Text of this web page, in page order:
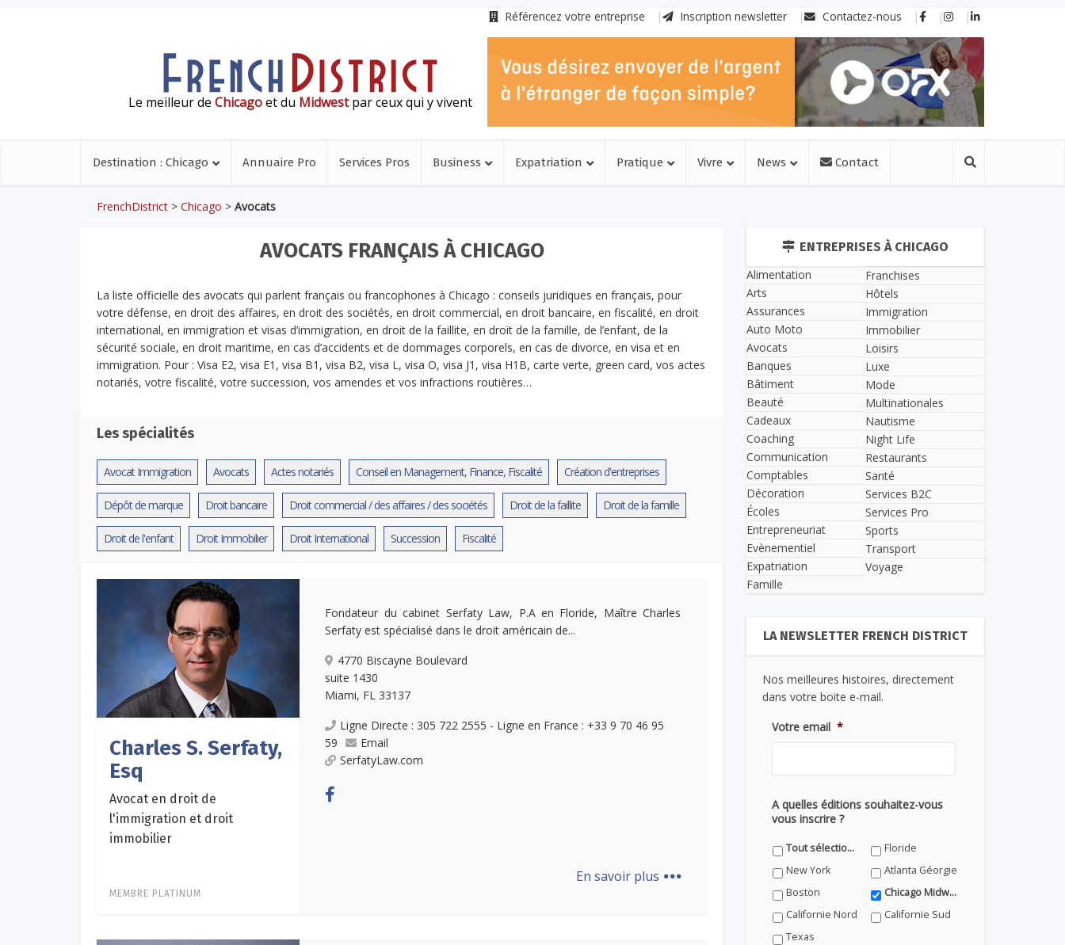
Référencez votre entreprise Inscription newsletter Contactez-nous
Le meilleur de Chicagoet du Midwestpar ceux qui y vivent
Destination : Chicago Annuaire Pro Services Pros Business Expatriation Pratique Vivre News Contact
FrenchDistrict > Chicago > Avocats
AVOCATS FRANÇAIS À CHICAGO
La liste officielle des avocats qui parlent français ou francophones à Chicago : conseils juridiques en français, pour
votre défense, en droit des affaires, en droit des sociétés, en droit commercial, en droit bancaire, en fiscalité, en droit
international, en immigration et visas d’immigration, en droit de la faillite, en droit de la famille, de l’enfant, de la
sécurité sociale, en droit maritime, en cas d’accidents et de dommages corporels, en cas de divorce, en visa et en
immigration. Pour : Visa E2, visa E1, visa B1, visa B2, visa L, visa O, visa J1, visa H1B, carte verte, green card, vos actes
notariés, votre fiscalité, votre succession, vos amendes et vos infractions routières…
Les spécialités
Avocat Immigration Avocats Actes notariés Conseil en Management, Finance, Fiscalité Création d'entreprises
Dépôt de marque Droit bancaire Droit commercial / des affaires / des sociétés Droit de la faillite Droit de la famille
Droit de l'enfant Droit Immobilier Droit International Succession Fiscalité
Charles S. Serfaty,
Esq
Avocat en droit de
l'immigration et droit
immobilier
MEMBRE PLATINUM
Fondateur du cabinet Serfaty Law, P.A en Floride, Maître Charles
Serfaty est spécialisé dans le droit américain de...
4770 Biscayne Boulevard
suite 1430
Miami, FL 33137
Ligne Directe : 305 722 2555 - Ligne en France : +33 9 70 46 95
59
Email
SerfatyLaw.com
En savoir plus ...
ENTREPRISES À CHICAGO
Alimentation
Arts
Assurances
Auto Moto
Avocats
Banques
Bâtiment
Beauté
Cadeaux
Coaching
Communication
Comptables
Décoration
Écoles
Entrepreneuriat
Evènementiel
Expatriation
Famille
Franchises
Hôtels
Immigration
Immobilier
Loisirs
Luxe
Mode
Multinationales
Nautisme
Night Life
Restaurants
Santé
Services B2C
Services Pro
Sports
Transport
Voyage
LA NEWSLETTER FRENCH DISTRICT
Nos meilleures histoires, directement
dans votre boite e-mail.
Votre email *
A quelles éditions souhaitez-vous
vous inscrire ?
Tout sélectionner
Floride
New York
Atlanta Géorgie
Boston
Chicago Midwest
Californie Nord
Californie Sud
Texas